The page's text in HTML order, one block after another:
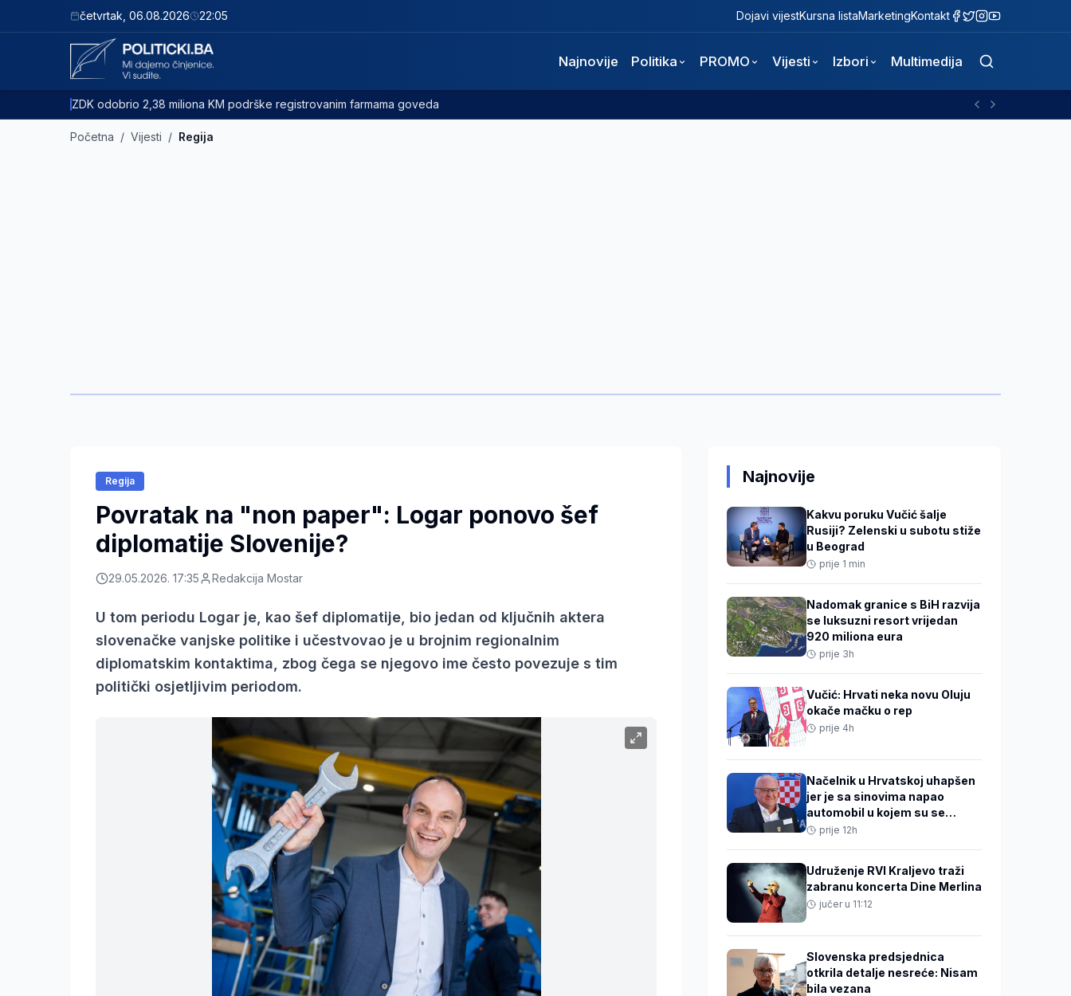
četvrtak 06.08.2026 22:05 Dojavi vijestKursna listaMarketingKontakt
Najnovije Politika PROMO Vijesti Izbori Multimedija
ZDK odobrio 2,38 miliona KM podrške registrovanim farmama goveda
Početna / Vijesti / Regija
Regija
Povratak na "non paper": Logar ponovo šef
diplomatije Slovenije?
29.05.2026. 17:35 Redakcija Mostar
U tom periodu Logar je, kao šef diplomatije, bio jedan od ključnih aktera
slovenačke vanjske politike i učestvovao je u brojnim regionalnim
diplomatskim kontaktima, zbog čega se njegovo ime često povezuje s tim
politički osjetljivim periodom.
Najnovije
Kakvu poruku Vučić šalje
Rusiji? Zelenski u subotu stiže
u Beograd
prije 1 min
Nadomak granice s BiH razvija
se luksuzni resort vrijedan
920 miliona eura
prije 3h
Vučić: Hrvati neka novu Oluju
okače mačku o rep
prije 4h
Načelnik u Hrvatskoj uhapšen
jer je sa sinovima napao
automobil u kojem su se
nalazili 31-godišnjak i beba
prije 12h
Udruženje RVI Kraljevo traži
zabranu koncerta Dine Merlina
jučer u 11:12
Slovenska predsjednica
otkrila detalje nesreće: Nisam
bila vezana